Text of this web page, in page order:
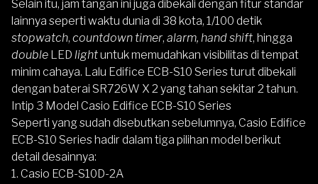
Selain itu, jam tangan ini juga dibekali dengan fitur standar
lainnya seperti waktu dunia di 38 kota, 1/100 detik
stopwatch, countdown timer, alarm, hand shift, hingga
double LED lightuntuk memudahkan visibilitas di tempat
minim cahaya. Lalu Edifice ECB-S10 Series turut dibekali
dengan baterai SR726W X 2 yang tahan sekitar 2 tahun.
Intip 3 Model Casio Edifice ECB-S10 Series
Seperti yang sudah disebutkan sebelumnya, Casio Edifice
ECB-S10 Series hadir dalam tiga pilihan model berikut
detail desainnya:
1. Casio ECB-S10D-2A